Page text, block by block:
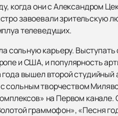
когда они с Александром
завоевали зрительскую
телеведущих.
сольную карьеру.
и США, и популярность
вышел второй
творчеством
на Первом канале.
граммофон», «Песня